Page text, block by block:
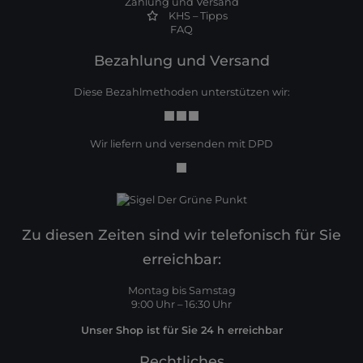
KHS – Tipps
FAQ
Bezahlung und Versand
Diese Bezahlmethoden unterstützen wir:
Wir liefern und versenden mit DPD
Zu diesen Zeiten sind wir telefonisch für Sie
erreichbar:
Montag bis Samstag
9:00 Uhr – 16:30 Uhr
Unser Shop ist für Sie 24 h erreichbar